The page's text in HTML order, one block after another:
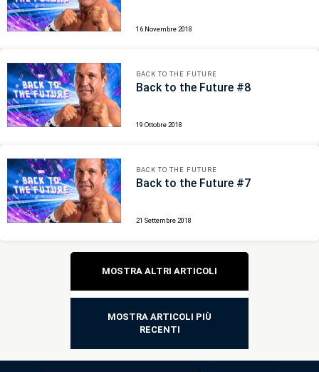
16 Novembre 2018
BACK TO THE FUTURE
Back to the Future #8
19 Ottobre 2018
BACK TO THE FUTURE
Back to the Future #7
21 Settembre 2018
Navigazione
articoli
MOSTRA ALTRI ARTICOLI
MOSTRA ARTICOLI PIÙ
RECENTI